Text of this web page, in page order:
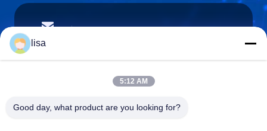
E-mail
Telefone
lisa
5:12 AM
Good day, what product are you looking for?